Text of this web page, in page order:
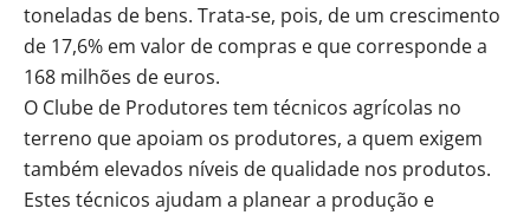
toneladas de bens. Trata-se, pois, de um crescimento
de 17,6% em valor de compras e que corresponde a
168 milhões de euros.
O Clube de Produtores tem técnicos agrícolas no
terreno que apoiam os produtores, a quem exigem
também elevados níveis de qualidade nos produtos.
Estes técnicos ajudam a planear a produção e